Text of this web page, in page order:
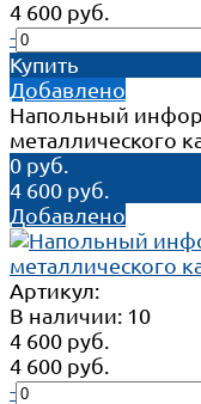
4 600 руб.
-
Купить
Добавлено
Напольный
металлического
0 руб.
4 600 руб.
Добавлено
Артикул:
В наличии: 10
4 600 руб.
4 600 руб.
-